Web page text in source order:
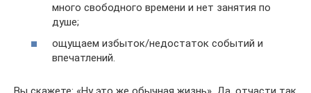
много свободного времени и нет занятия по
душе;
ощущаем избыток/недостаток событий и
впечатлений.